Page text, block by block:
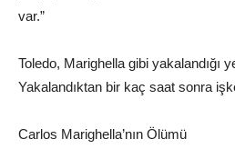
var.”
Toledo, Marighella gibi yakalandığı
Yakalandıktan bir kaç saat sonra
Carlos Marighella’nın Ölümü